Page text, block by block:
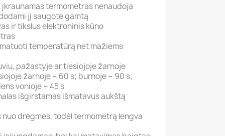
termometras nenaudoja
jį saugote gamtą
ir tikslus elektroninis kūno
temperatūrą net mažiems
pažastyje ar tiesiojoje žarnoje
žarnoje ~ 60 s; burnoje ~ 90 s;
vonioje ~ 45 s
išgirstamas išmatavus aukštą
drėgmės, todėl termometrą lengva